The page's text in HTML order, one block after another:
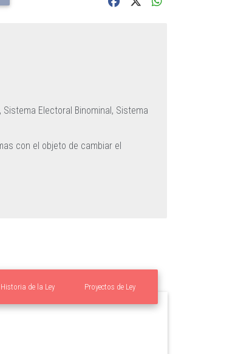
Sistema Electoral Binominal, Sistema
con el objeto de cambiar el
Proyectos de Ley
Historia de la Ley